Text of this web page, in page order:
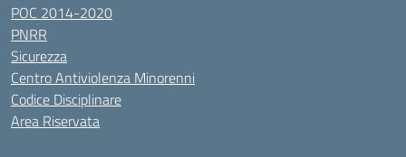
POC 2014-2020
PNRR
Sicurezza
Centro Antiviolenza Minorenni
Codice Disciplinare
Area Riservata